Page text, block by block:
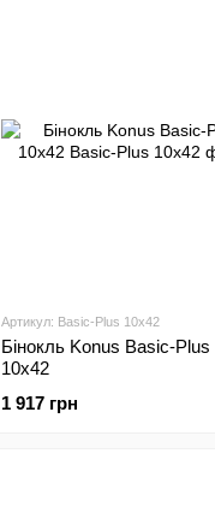
Артикул: Basic-Plus 10x42
Бінокль Konus Basic-Plus
10x42
1 917 грн